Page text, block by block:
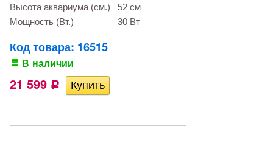
Высота аквариума (см.)
52 см
Мощность (Вт.)
30 Вт
Код товара: 16515
В наличии
21 599 Р